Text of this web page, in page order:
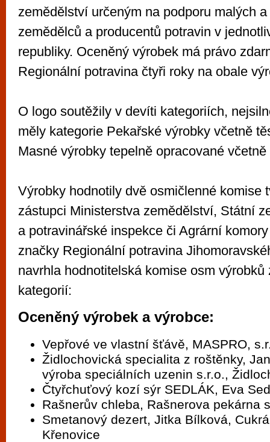
zemědělství určeným na podporu malých
zemědělců a producentů potravin v
republiky. Oceněný výrobek má právo
Regionální potravina čtyři roky na obale
O logo soutěžily v devíti kategoriích,
měly kategorie Pekařské výrobky včetně
Masné výrobky tepelně opracované
Výrobky hodnotily dvě osmičlenné komise
zástupci Ministerstva zemědělství, Státní
a potravinářské inspekce či Agrární
značky Regionální potravina
navrhla hodnotitelská komise osm
kategorií:
Oceněný výrobek a výrobce:
Vepřové ve vlastní šťávě, MASPRO,
Židlochovická specialita z roštěnky,
výroba speciálních uzenin s.r.o.,
Čtyřchuťový kozí sýr SEDLÁK, Eva
Rašnerův chleba, Rašnerova pekárna
Smetanový dezert, Jitka Bílková,
Křenovice